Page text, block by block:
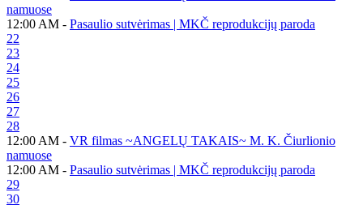
namuose
12:00 AM - Pasaulio sutvėrimas | MKČ reprodukcijų paroda
22
23
24
25
26
27
28
12:00 AM - VR filmas ~ANGELŲ TAKAIS~ M. K. Čiurlionio
namuose
12:00 AM - Pasaulio sutvėrimas | MKČ reprodukcijų paroda
29
30